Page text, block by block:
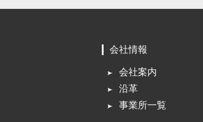
会社情報
会社案内
沿革
事業所一覧